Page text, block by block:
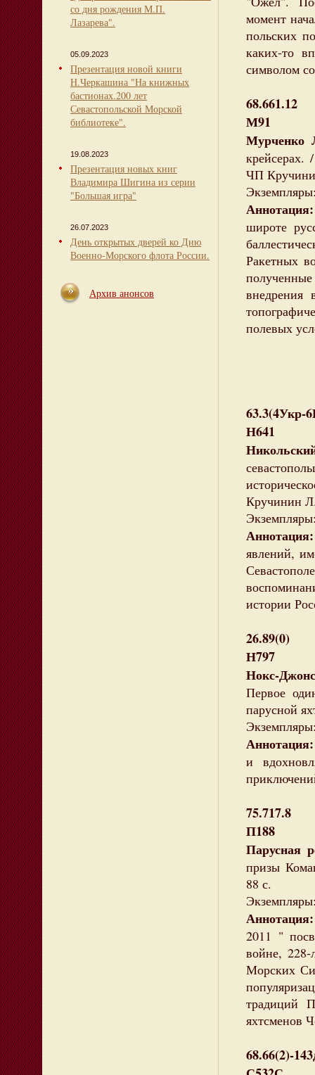
со дня рождения М.П.
Лазарева".
05.09.2023
Презентация новой книги
Н.Черкашина "На книжных
бастионах.200 лет
Севастопольской Морской
библиотеке".
19.08.2023
Презентация новых книг
Владимира Шигина из серии
"Большая игра"
26.07.2023
День открытых дверей ко Дню
Военно-Морского флота России.
Архив анонсов
момент
польских
каких-то
символом
68.661.12
М91
Мурченко
ЧП
Аннотация:
широте
Ракетных
внедрения
полевых
63.3(4Укр-
Н641
Кручинин
Аннотация:
явлений,
истории
26.89(0)
Н797
Нокс-
Первое
парусной
Аннотация:
и
75.717.8
П188
Парусная
призы
88 с.
Аннотация:
2011 "
войне, 228-
Морских
традиций
яхтсменов
68.66(2)-